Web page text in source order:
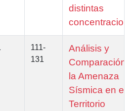
distintas
111-
131
Análisis y
Comparación
la Amenaza
Sísmica en el
Territorio